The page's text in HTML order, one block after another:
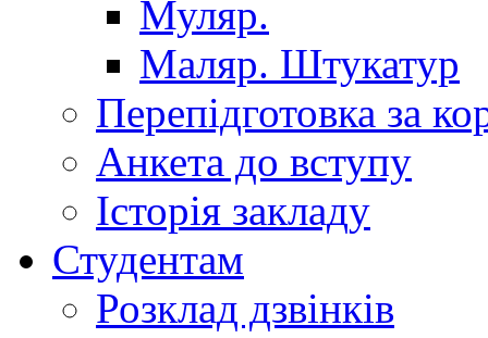
Муляр.
Маляр. Штукатур
Перепідготовка за
Анкета до вступу
Історія закладу
Студентам
Розклад дзвінків